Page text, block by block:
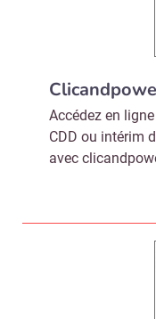
Accédez en
CDD ou intérim
avec